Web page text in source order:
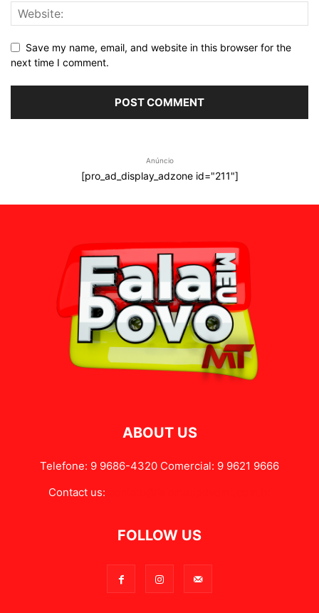
Save my name, email, and website in this browser for the
next time I comment.
Anúncio
[pro_ad_display_adzone id="211"]
ABOUT US
Telefone: 9 9686-4320 Comercial: 9 9621 9666
Contact us:
FOLLOW US